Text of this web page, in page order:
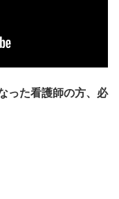
った看護師の方、必